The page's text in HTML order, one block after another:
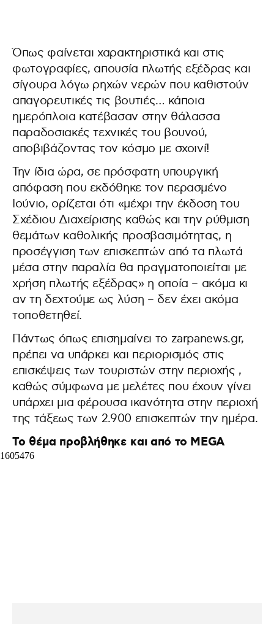
Όπως φαίνεται χαρακτηριστικά και στις
φωτογραφίες, απουσία πλωτής εξέδρας και
σίγουρα λόγω ρηχών νερών που καθιστούν
απαγορευτικές τις βουτιές… κάποια
ημερόπλοια κατέβασαν στην θάλασσα
παραδοσιακές τεχνικές του βουνού,
αποβιβάζοντας τον κόσμο με σχοινί!
Την ίδια ώρα, σε πρόσφατη υπουργική
απόφαση που εκδόθηκε τον περασμένο
Ιούνιο, ορίζεται ότι «μέχρι την έκδοση του
Σχέδιου Διαχείρισης καθώς και την ρύθμιση
θεμάτων καθολικής προσβασιμότητας, η
προσέγγιση των επισκεπτών από τα πλωτά
μέσα στην παραλία θα πραγματοποιείται με
χρήση πλωτής εξέδρας» η οποία – ακόμα κι
αν τη δεχτούμε ως λύση – δεν έχει ακόμα
τοποθετηθεί.
Πάντως όπως επισημαίνει το zarpanews.gr,
πρέπει να υπάρκει και περιορισμός στις
επισκέψεις των τουριστών στην περιοχής ,
καθώς σύμφωνα με μελέτες που έχουν γίνει
υπάρχει μια φέρουσα ικανότητα στην περιοχή
της τάξεως των 2.900 επισκεπτών την ημέρα.
Το θέμα προβλήθηκε και από το MEGA